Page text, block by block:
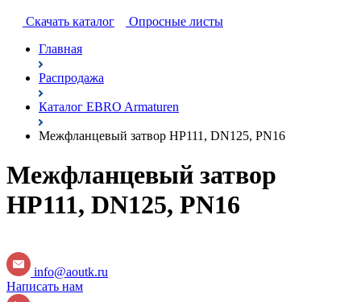
Cкачать каталог
Опросные листы
Главная
Распродажа
Каталог EBRO Armaturen
Межфланцевый затвор HP111, DN125, PN16
Межфланцевый затвор
HP111, DN125, PN16
info@aoutk.ru
Написать нам